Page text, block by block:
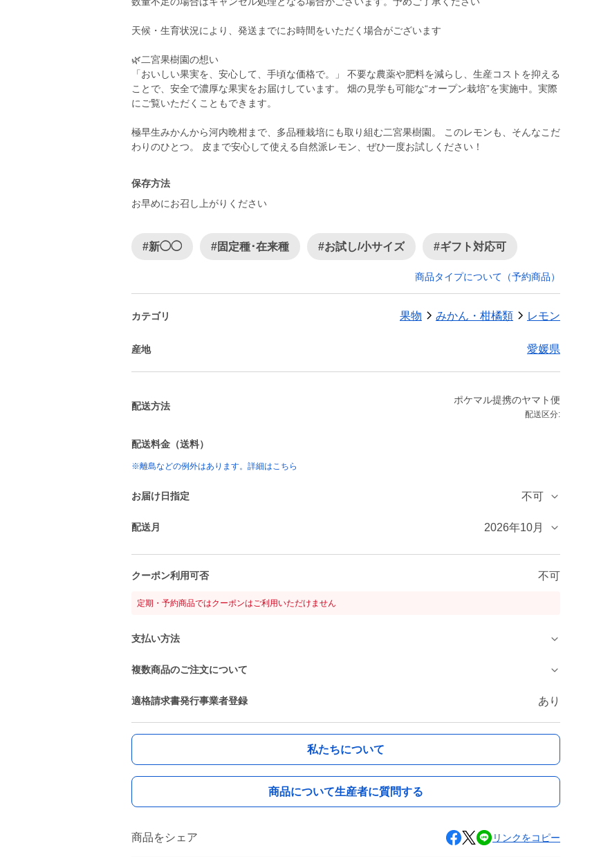
天候・生育状況により、発送までにお時間をいただく場合がございます
🌿二宮果樹園の想い
「おいしい果実を、安心して、手頃な価格で。」 不要な農薬や肥料を減らし、生産コストを抑える
ことで、安全で濃厚な果実をお届けしています。 畑の見学も可能な“オープン栽培”を実施中。実際
にご覧いただくこともできます。
極早生みかんから河内晩柑まで、多品種栽培にも取り組む二宮果樹園。 このレモンも、そんなこだ
わりのひとつ。 皮まで安心して使える自然派レモン、ぜひ一度お試しください！
保存方法
お早めにお召し上がりください
#新◯◯ #固定種･在来種 #お試し/小サイズ #ギフト対応可
商品タイプについて（予約商品）
カテゴリ 果物 みかん・柑橘類 レモン
産地 愛媛県
配送方法
ポケマル提携のヤマト便
配送区分:
配送料金（送料）
※離島などの例外はあります。詳細はこちら
お届け日指定 不可
配送月 2026年10月
クーポン利用可否 不可
定期・予約商品ではクーポンはご利用いただけません
支払い方法
複数商品のご注文について
適格請求書発行事業者登録 あり
私たちについて
商品について生産者に質問する
商品をシェア リンクをコピー